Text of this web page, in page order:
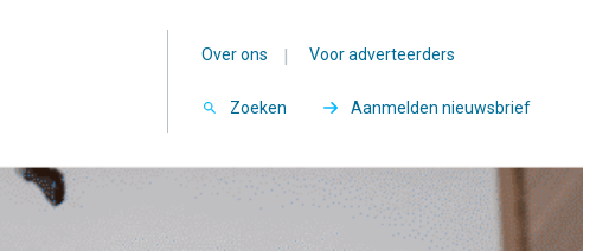
Over ons | Voor adverteerders
Zoeken Aanmelden nieuwsbrief